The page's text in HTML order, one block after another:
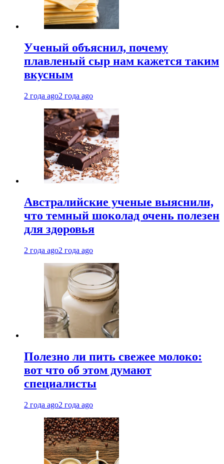
Ученый объяснил, почему
плавленый сыр нам кажется таким
вкусным
2 года ago2 года ago
Австралийские ученые выяснили,
что темный шоколад очень полезен
для здоровья
2 года ago2 года ago
Полезно ли пить свежее молоко:
вот что об этом думают
специалисты
2 года ago2 года ago